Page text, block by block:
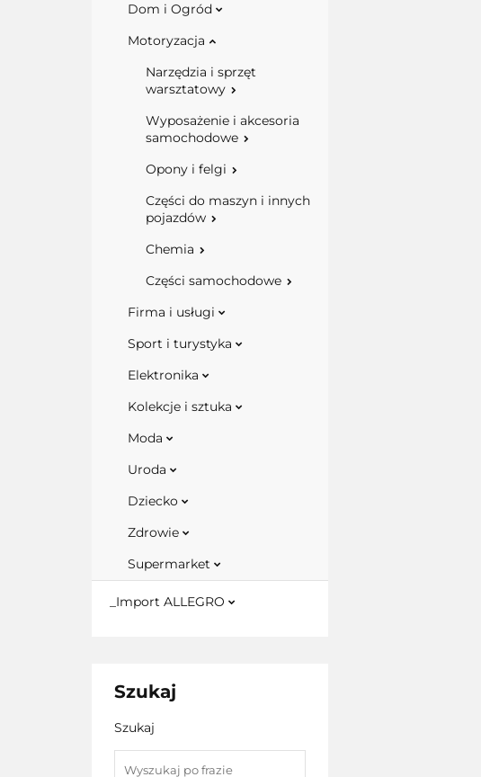
Dom i Ogród
Motoryzacja
Narzędzia i sprzęt
warsztatowy
Wyposażenie i akcesoria
samochodowe
Opony i felgi
Części do maszyn i innych
pojazdów
Chemia
Części samochodowe
Firma i usługi
Sport i turystyka
Elektronika
Kolekcje i sztuka
Moda
Uroda
Dziecko
Zdrowie
Supermarket
_Import ALLEGRO
Szukaj
Szukaj